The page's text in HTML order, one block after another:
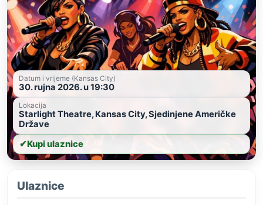
Datum i vrijeme (Kansas City)
30. rujna 2026. u 19:30
Lokacija
Starlight Theatre, Kansas City, Sjedinjene Američke
Države
✔Kupi ulaznice
Ulaznice